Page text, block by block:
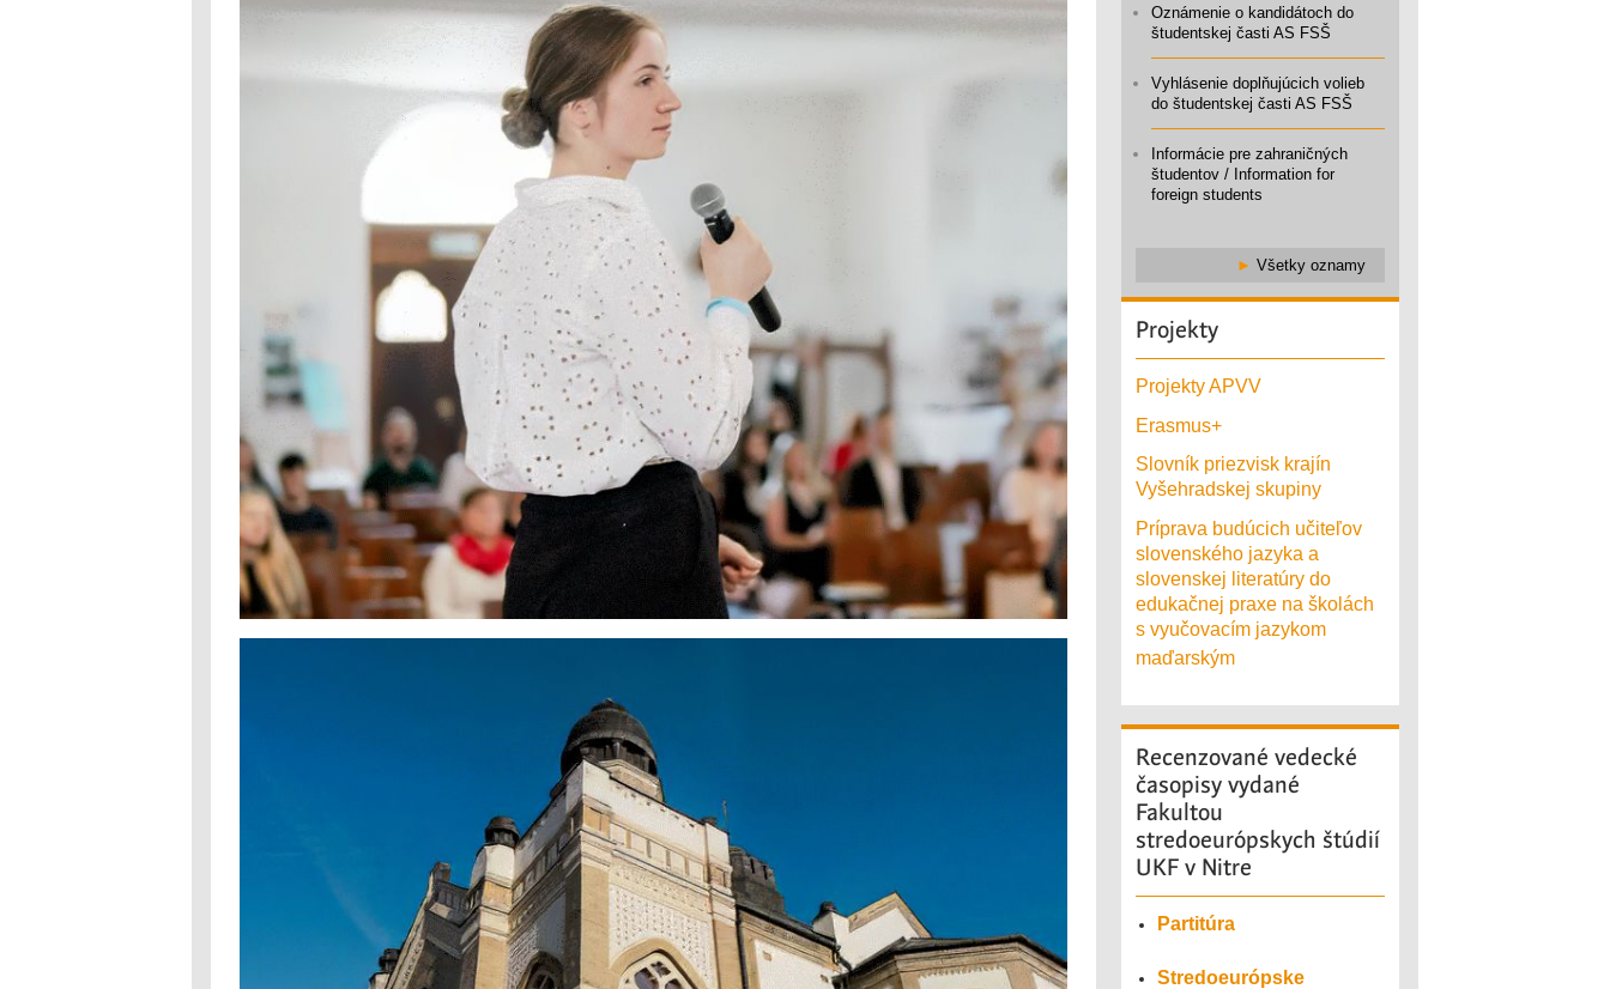
Oznámenie o kandidátoch do
študentskej časti AS FSŠ
Vyhlásenie doplňujúcich volieb
do študentskej časti AS FSŠ
Informácie pre zahraničných
študentov / Information for
foreign students
► Všetky oznamy
Projekty
Projekty APVV
Erasmus+
Slovník priezvisk krajín
Vyšehradskej skupiny
Príprava budúcich učiteľov
slovenského jazyka a
slovenskej literatúry do
edukačnej praxe na školách
s vyučovacím jazykom
maďarským
Recenzované vedecké
časopisy vydané
Fakultou
stredoeurópskych štúdií
UKF v Nitre
Partitúra
Stredoeurópske